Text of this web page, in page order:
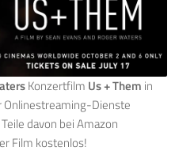
Konzertfilm Us + Them in
Dienste
davon bei Amazon
Film kostenlos!